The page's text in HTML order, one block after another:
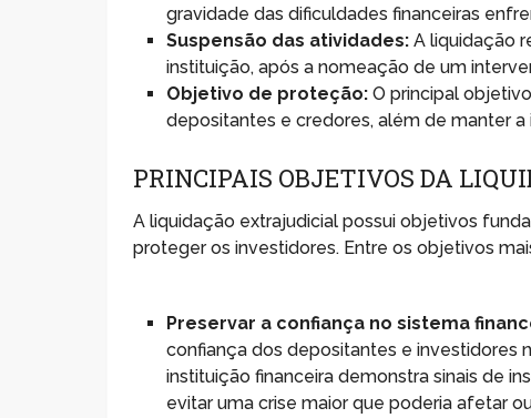
gravidade das dificuldades financeiras
Suspensão das atividades: A liquidação
instituição, após a nomeação de um
Objetivo de proteção: O principal
depositantes e credores, além de manter
PRINCIPAIS OBJETIVOS DA
A liquidação extrajudicial possui objetivos
proteger os investidores. Entre os objetivos
Preservar a confiança no sistema
confiança dos depositantes e investidores
instituição financeira demonstra sinais de
evitar uma crise maior que poderia afetar